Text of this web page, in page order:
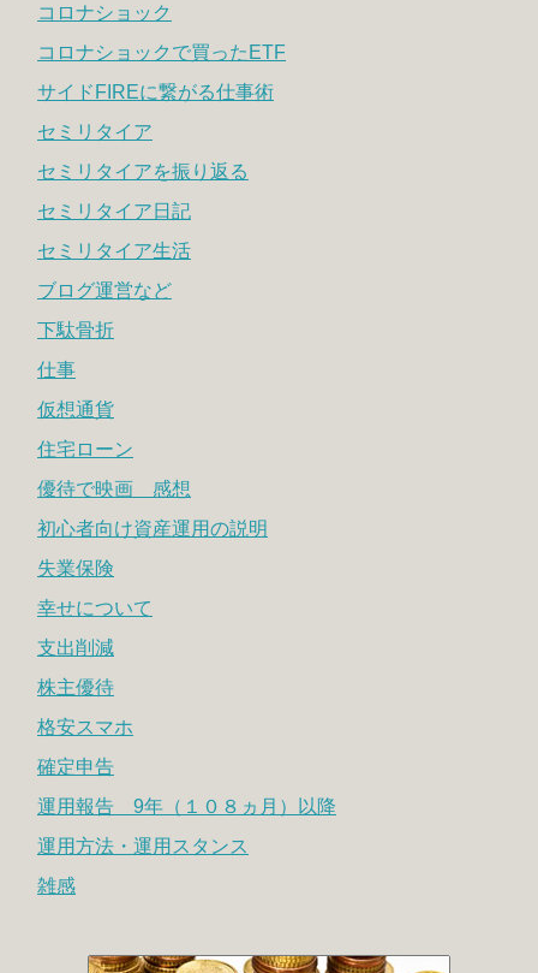
コロナショック
コロナショックで買ったETF
サイドFIREに繋がる仕事術
セミリタイア
セミリタイアを振り返る
セミリタイア日記
セミリタイア生活
ブログ運営など
下駄骨折
仕事
仮想通貨
住宅ローン
優待で映画 感想
初心者向け資産運用の説明
失業保険
幸せについて
支出削減
株主優待
格安スマホ
確定申告
運用報告 9年（１０８ヵ月）以降
運用方法・運用スタンス
雑感